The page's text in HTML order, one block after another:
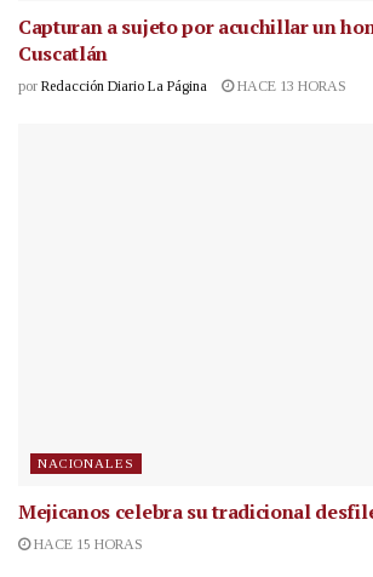
Capturan a sujeto por acuchillar un
Cuscatlán
por Redacción Diario La Página HACE 13 HORAS
NACIONALES
Mejicanos celebra su tradicional
HACE 15 HORAS